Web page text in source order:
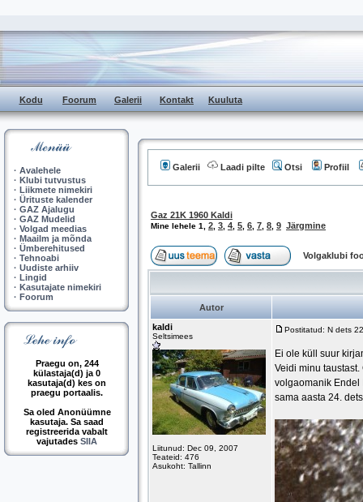
Kodu Foorum Galerii Kontakt Kuuluta
· Avalehele
· Klubi tutvustus
· Liikmete nimekiri
· Ürituste kalender
· GAZ Ajalugu
· GAZ Mudelid
· Volgad meedias
· Maailm ja mõnda
· Ümberehitused
· Tehnoabi
· Uudiste arhiiv
· Lingid
· Kasutajate nimekiri
· Foorum
Praegu on, 244
külastaja(d) ja 0
kasutaja(d) kes on
praegu portaalis.
Sa oled Anonüümne
kasutaja. Sa saad
registreerida vabalt
vajutades SIIA
Galerii Laadi pilte Otsi Profiil
Gaz 21K 1960 Kaldi
Mine lehele 1 2 3 4 5 6 7 8 9 Järgmine
Volgaklubi
Autor
kaldi
Seltsimees
Liitunud: Dec 09, 2007
Teateid: 476
Asukoht: Tallinn
Postitatud: N dets
Ei ole küll suur
Veidi minu
volgaomanik Endel
sama aasta 24.